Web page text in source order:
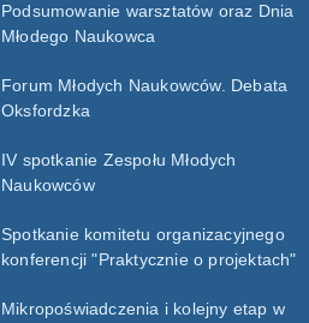
Podsumowanie warsztatów oraz Dnia
Młodego Naukowca
Forum Młodych Naukowców. Debata
Oksfordzka
IV spotkanie Zespołu Młodych
Naukowców
Spotkanie komitetu organizacyjnego
konferencji "Praktycznie o projektach"
Mikropoświadczenia i kolejny etap w